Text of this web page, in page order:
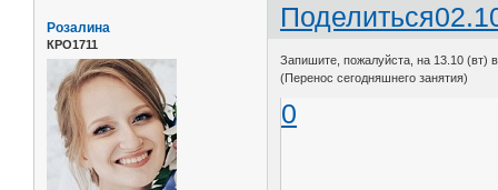
Поделиться
Розалина
КРО1711
Запишите, пожалуйста, на 13.10 (вт)
(Перенос сегодняшнего занятия)
0